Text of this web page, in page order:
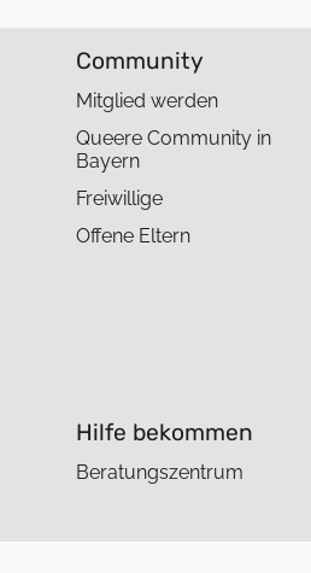
Community
Mitglied werden
Queere Community in
Bayern
Freiwillige
Offene Eltern
Hilfe bekommen
Beratungszentrum